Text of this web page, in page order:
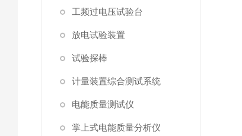
工频过电压试验台
放电试验装置
试验探棒
计量装置综合测试系统
电能质量测试仪
掌上式电能质量分析仪